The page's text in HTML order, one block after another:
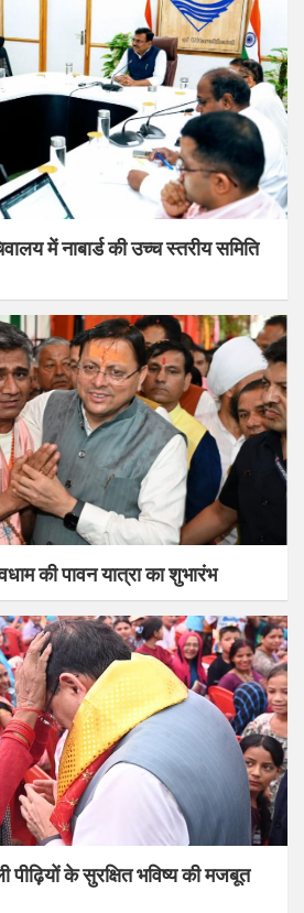
में नाबार्ड की उच्च स्तरीय समिति
की पावन यात्रा का शुभारंभ
पीढ़ियों के सुरक्षित भविष्य की मजबूत